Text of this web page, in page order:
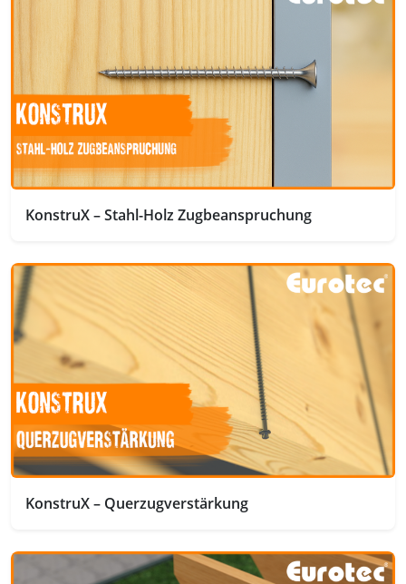
KonstruX – Stahl-Holz Zugbeanspruchung
KonstruX – Querzugverstärkung